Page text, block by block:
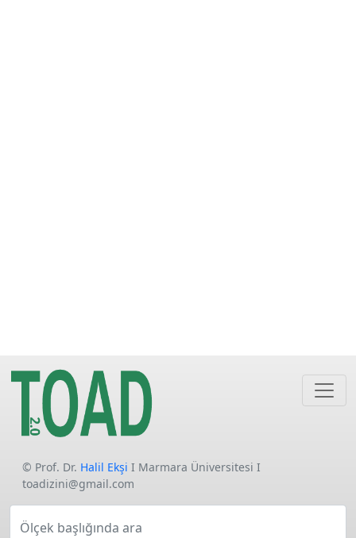
© Prof. Dr. Halil Ekşi I Marmara Üniversitesi I
toadizini@gmail.com
Ölçek başlığında ara